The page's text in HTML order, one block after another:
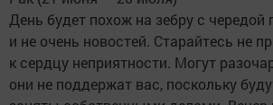
День будет похож на зебру с чередой
и не очень новостей. Старайтесь не
к сердцу неприятности. Могут
они не поддержат вас, поскольку